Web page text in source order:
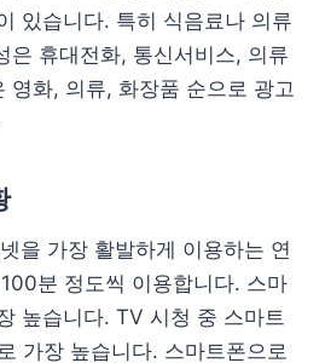
있습니다. 특히 식음료나 의류
은 휴대전화, 통신서비스, 의류
영화, 의류, 화장품 순으로 광고
을 가장 활발하게 이용하는 연
분 정도씩 이용합니다. 스마
높습니다. TV 시청 중 스마트
가장 높습니다. 스마트폰으로